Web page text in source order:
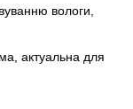
вологи,
актуальна для